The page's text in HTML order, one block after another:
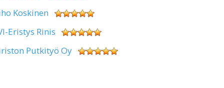
Koskinen
Eristys Rinis
Putkityö Oy